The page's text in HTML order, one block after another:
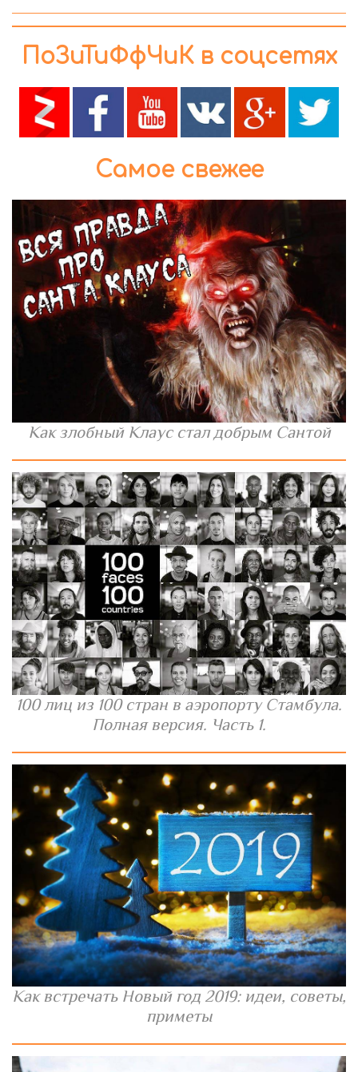
ПоЗиТиФфЧиК в соцсетях
Самое свежее
Как злобный Клаус стал добрым Сантой
100 лиц из 100 стран в аэропорту Стамбула.
Полная версия. Часть 1.
Как встречать Новый год 2019: идеи, советы,
приметы